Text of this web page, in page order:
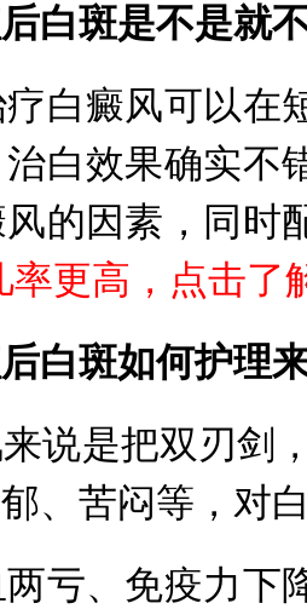
斑是不是就
癜风可以在
白效果确实
的因素，同时
更高，点击
斑如何护理
说是把双刃剑
、苦闷等，对
亏、免疫力下